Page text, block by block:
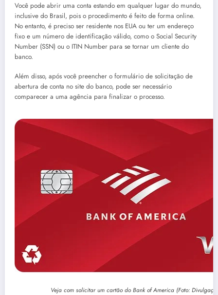
Você pode abrir uma conta estando em qualquer lugar do mundo,
inclusive do Brasil, pois o procedimento é feito de forma online.
No entanto, é preciso ser residente nos EUA ou ter um endereço
fixo e um número de identificação válido, como o Social Security
Number (SSN) ou o ITIN Number para se tornar um cliente do
banco.
Além disso, após você preencher o formulário de solicitação de
abertura de conta no site do banco, pode ser necessário
comparecer a uma agência para finalizar o processo.
Veja com solicitar um cartão do Bank of America (Foto: